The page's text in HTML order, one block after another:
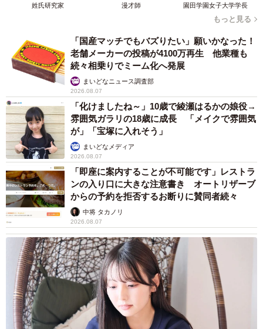
大粒の砂金が入っていた／YouTubeチャンネル「ゴールドハンタービン
ゴ」（@金塊ビンゴ）提供
検証の結果、10袋すべてから「2粒ずつ」という均一な結果
に。バラつきが出ると予想していた投稿主さんにとって
は、意外な結果だったそうです。
「全ての袋から2粒ずつという結果は、予想外でした。もう
少しバラつきがあると思っていたので、逆にしっかり管理
されている商品なんだなと感じました」
姓氏研究家 漫才師 園田学園女子大学学長
もっと見る
「国産マッチでもバズりたい」願いかなった！
老舗メーカーの投稿が4100万再生 他業種も
続々相乗りでミーム化へ発展
まいどなニュース調査部
2026.08.07
「化けましたね～」10歳で綾瀬はるかの娘役→
雰囲気ガラリの18歳に成長 「メイクで雰囲気
が」「宝塚に入れそう」
まいどなメディア
2026.08.07
「即座に案内することが不可能です」レストラ
ンの入り口に大きな注意書き オートリザーブ
からの予約を拒否するお断りに賛同者続々
中将 タカノリ
2026.08.07